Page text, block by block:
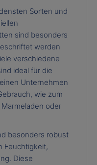
Sorten und
sind besonders
werden
verschiedene
ideal für die
Unternehmen
wie zum
oder
besonders robust
Feuchtigkeit,
Diese